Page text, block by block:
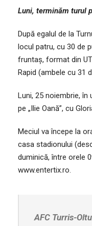
Luni, terminăm turul
După egalul de la
locul patru, cu 30 de
fruntaș, format din
Rapid (ambele cu 31
Luni, 25 noiembrie, în
pe „Ilie Oană”, cu
Meciul va începe la
casa stadionului
duminică, între orele
www.entertix.ro.
AFC Turris-